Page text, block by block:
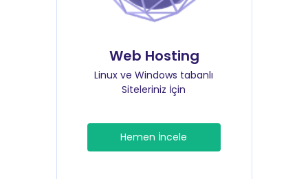
Web Hosting
Linux ve Windows tabanlı
Siteleriniz İçin
Hemen İncele